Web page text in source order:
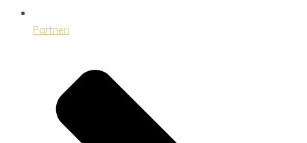
Partneri